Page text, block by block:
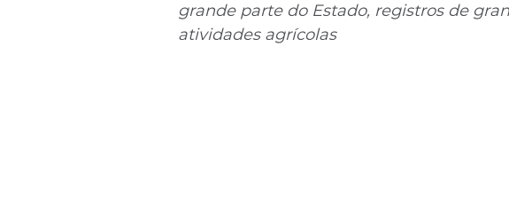
grande parte do Estado, registros de
atividades agrícolas